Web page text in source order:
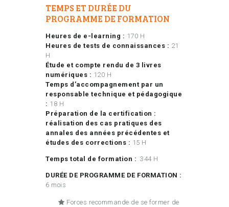
TEMPS ET DURÉE DU
PROGRAMME DE FORMATION
Heures de e-learning : 170 H
Heures de tests de connaissances : 21
H
Étude et compte rendu de 3 livres
numériques : 120 H
Temps d’accompagnement par un
responsable technique et pédagogique
: 18 H
Préparation de la certification :
réalisation des cas pratiques des
annales des années précédentes et
études des corrections : 15 H
Temps total de formation : 344 H
DURÉE DE PROGRAMME DE FORMATION :
6 mois
Forces recommande de se former de